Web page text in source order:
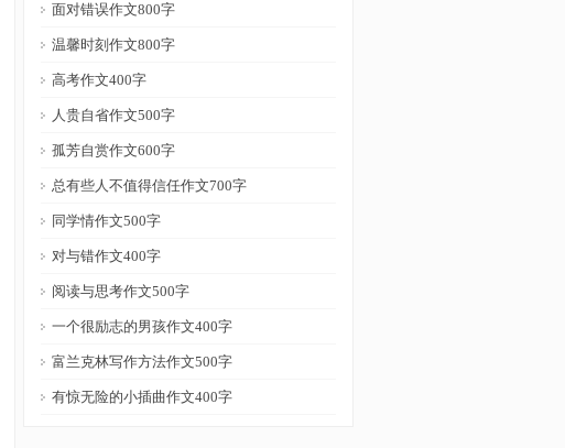
面对错误作文800字
温馨时刻作文800字
高考作文400字
人贵自省作文500字
孤芳自赏作文600字
总有些人不值得信任作文700字
同学情作文500字
对与错作文400字
阅读与思考作文500字
一个很励志的男孩作文400字
富兰克林写作方法作文500字
有惊无险的小插曲作文400字